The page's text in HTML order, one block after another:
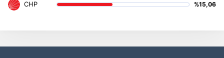
%15,06